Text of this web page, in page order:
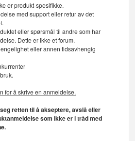
er produkt-spesifikke.
med support eller retur av det
eller spørsmål til andre som har
Dette er ikke et forum.
eller annen tidsavhengig
for å skrive en anmeldelse.
retten til å akseptere, avslå eller
som ikke er i tråd med